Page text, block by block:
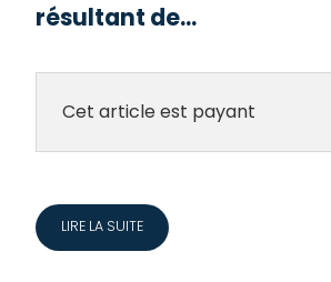
résultant de...
Cet article est payant
LIRE LA SUITE